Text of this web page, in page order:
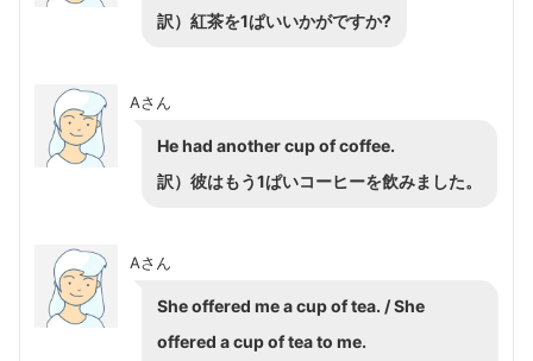
訳）紅茶を1ぱいいかがですか?
Aさん
He had another cup of coffee.
訳）彼はもう1ぱいコーヒーを飲みました。
Aさん
She offered me a cup of tea. / She
offered a cup of tea to me.